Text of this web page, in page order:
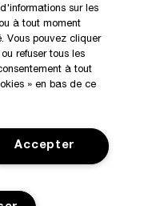
sur les
à tout moment
Vous pouvez cliquer
refuser tous les
à tout
» en bas de ce
Accepter